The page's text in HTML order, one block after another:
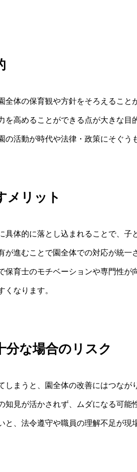
全体の保育観や方針をそろえること
を高めることができる点が大きな目
活動が時代や法律・政策にそぐう
メリット
具体的に落とし込まれることで、子
進むことで園全体での対応が統一
保育士のモチベーションや専門性が
なります。
分な場合のリスク
しまうと、園全体の改善にはつなが
知見が活かされず、ムダになる可能
と、法令遵守や職員の理解不足が現